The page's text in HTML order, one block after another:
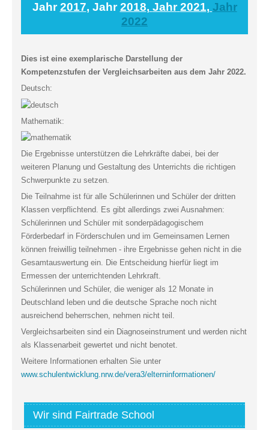
Jahr2017, Jahr2018, Jahr 2021, Jahr
2022
Dies ist eine exemplarische Darstellung der
Kompetenzstufen der Vergleichsarbeiten aus dem Jahr 2022.
Deutsch:
Mathematik:
Die Ergebnisse unterstützen die Lehrkräfte dabei, bei der
weiteren Planung und Gestaltung des Unterrichts die richtigen
Schwerpunkte zu setzen.
Die Teilnahme ist für alle Schülerinnen und Schüler der dritten
Klassen verpflichtend. Es gibt allerdings zwei Ausnahmen:
Schülerinnen und Schüler mit sonderpädagogischem
Förderbedarf in Förderschulen und im Gemeinsamen Lernen
können freiwillig teilnehmen - ihre Ergebnisse gehen nicht in die
Gesamtauswertung ein. Die Entscheidung hierfür liegt im
Ermessen der unterrichtenden Lehrkraft.
Schülerinnen und Schüler, die weniger als 12 Monate in
Deutschland leben und die deutsche Sprache noch nicht
ausreichend beherrschen, nehmen nicht teil.
Vergleichsarbeiten sind ein Diagnoseinstrument und werden nicht
als Klassenarbeit gewertet und nicht benotet.
Weitere Informationen erhalten Sie unter
www.schulentwicklung.nrw.de/vera3/elterninformationen/
Wir sind Fairtrade School